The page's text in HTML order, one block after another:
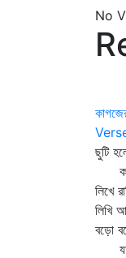
No
ছুটি
লিখে
লিখি
বড়ো